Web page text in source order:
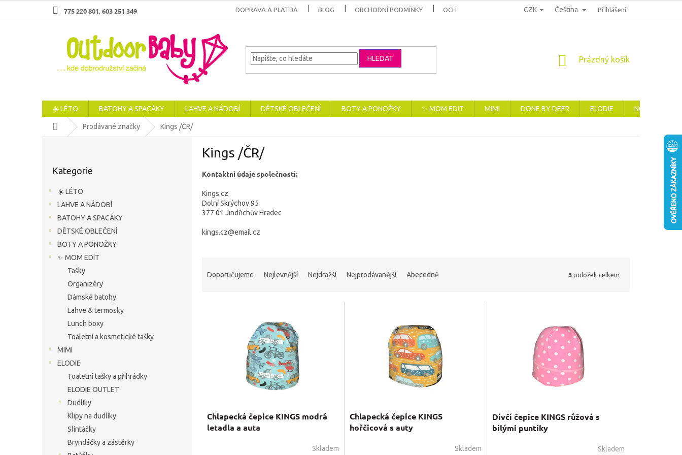
775 220 801 603 251 349 DOPRAVA A PLATBA BLOG OBCHODNÍ PODMÍNKY OCHRANA OSOBNÍCH ÚDAJŮ REKLAMACE, VRÁCENÍ A VÝMĚNA ZBOŽÍ
CZK Čeština Přihlášení
HLEDAT
NÁKUPNÍ
Prázdný košík
☀️ LÉTO BATOHY A SPACÁKY LAHVE A NÁDOBÍ DĚTSKÉ OBLEČENÍ BOTY A PONOŽKY ✨ MOM EDIT MIMI DONE BY DEER ELODIE NOVINKY
Domů Prodávané značky Kings /ČR/
kategorie
Kategorie
☀️ LÉTO
LAHVE A NÁDOBÍ
BATOHY A SPACÁKY
DĚTSKÉ OBLEČENÍ
BOTY A PONOŽKY
✨ MOM EDIT
Tašky
Organizéry
Dámské batohy
Lahve & termosky
Lunch boxy
Toaletní a kosmetické tašky
MIMI
ELODIE
Toaletní tašky a přihrádky
ELODIE OUTLET
Dudlíky
Klipy na dudlíky
Slintáčky
Bryndáčky a zástěrky
Kings /ČR/
Kontaktní údaje společnosti:
Kings.cz
Dolní Skrýchov 95
377 01 Jindřichův Hradec
kings.cz@email.cz
Doporučujeme Nejlevnější Nejdražší Nejprodávanější Abecedně 3 položek celkem
Chlapecká čepice KINGS modrá
letadla a auta
Skladem
Chlapecká čepice KINGS
hořčicová s auty
Skladem
Dívčí čepice KINGS růžová s
bílými puntíky
Skladem